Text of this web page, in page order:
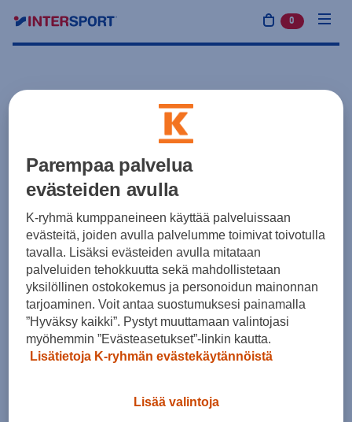
0 tuotetta
Parempaa palvelua
evästeiden avulla
K-ryhmä kumppaneineen käyttää palveluissaan
evästeitä, joiden avulla palvelumme toimivat toivotulla
tavalla. Lisäksi evästeiden avulla mitataan
palveluiden tehokkuutta sekä mahdollistetaan
yksilöllinen ostokokemus ja personoidun mainonnan
tarjoaminen. Voit antaa suostumuksesi painamalla
”Hyväksy kaikki”. Pystyt muuttamaan valintojasi
myöhemmin ”Evästeasetukset”-linkin kautta.
Lisätietoja K-ryhmän evästekäytännöistä
Lisää valintoja